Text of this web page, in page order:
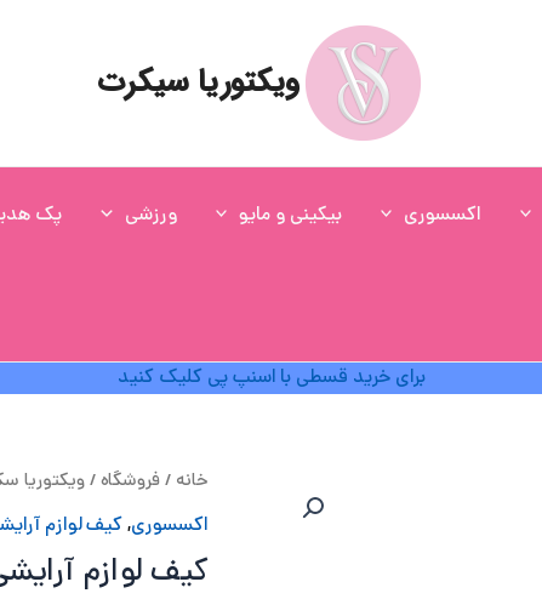
ویکتوریا سیکرت
اکسسوری بیکینی و مایو ورزشی پک
برای خرید قسطی با اسنپ پی کلیک کنید
خانه /فروشگاه/ویکتوریا
اکسسوری,کیف لوازم
کیف لوازم